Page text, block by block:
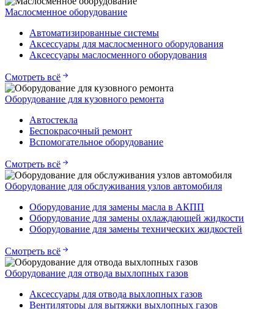
Маслосменное оборудование
Автоматизированные системы
Аксессуары для маслосменного оборудования
Аксессуары маслосменного оборудования
Смотреть всё
Оборудование для кузовного ремонта
Автостекла
Беспокрасочный ремонт
Вспомогательное оборудование
Смотреть всё
Оборудование для обслуживания узлов автомобиля
Оборудование для замены масла в АКПП
Оборудование для замены охлаждающей жидкости
Оборудование для замены технических жидкостей
Смотреть всё
Оборудование для отвода выхлопных газов
Аксессуары для отвода выхлопных газов
Вентиляторы для вытяжки выхлопных газов